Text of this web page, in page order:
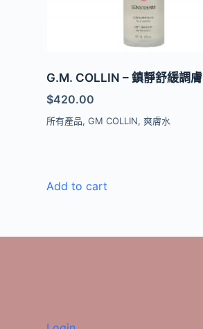
G.M. COLLIN – 鎮靜舒緩調
$420.00
所有產品,GM COLLIN,爽膚水
Add to cart